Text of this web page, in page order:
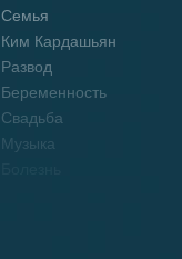
Семья
Ким Кардашьян
Развод
Беременность
Свадьба
Музыка